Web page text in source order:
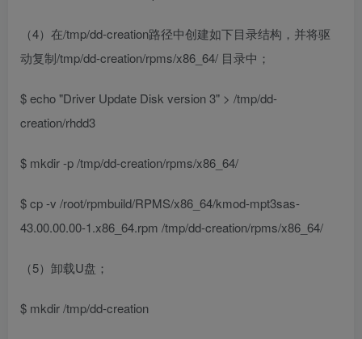
（4）在/tmp/dd-creation路径中创建如下目录结构，并将驱
动复制/tmp/dd-creation/rpms/x86_64/ 目录中；
$ echo "Driver Update Disk version 3" > /tmp/dd-
creation/rhdd3
$ mkdir -p /tmp/dd-creation/rpms/x86_64/
$ cp -v /root/rpmbuild/RPMS/x86_64/kmod-mpt3sas-
43.00.00.00-1.x86_64.rpm /tmp/dd-creation/rpms/x86_64/
（5）卸载U盘；
$ mkdir /tmp/dd-creation